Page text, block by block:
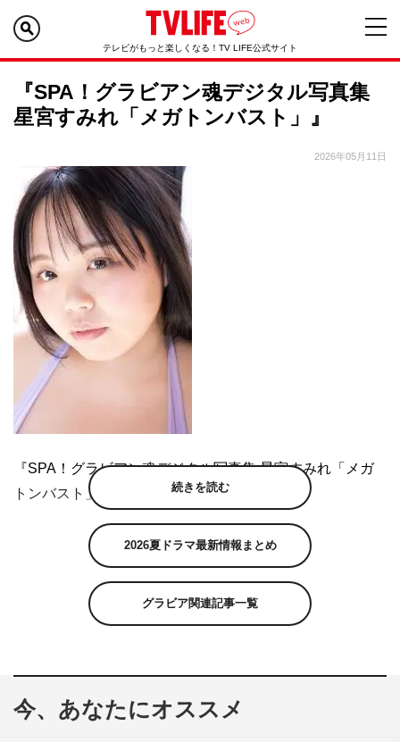
テレビがもっと楽しくなる！TV LIFE公式サイト
『SPA！グラビアン魂デジタル写真集
星宮すみれ「メガトンバスト」』
2026年05月11日
『SPA！グラビアン魂デジタル写真集 星宮すみれ「メガ
トンバスト」』
続きを読む
2026夏ドラマ最新情報まとめ
グラビア関連記事一覧
今、あなたにオススメ